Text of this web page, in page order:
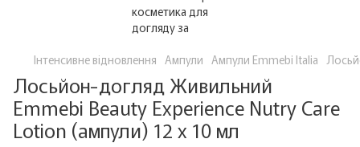
Інтенсивне відновлення Ампули Ампули Emmebi Italia
Лосьйон-догляд Живильний
Emmebi Beauty Experience Nutry Care
Lotion (ампули) 12 x 10 мл